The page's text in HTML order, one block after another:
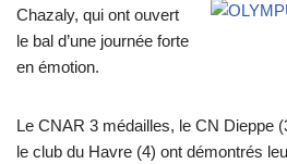
Chazaly, qui ont ouvert
le bal d’une journée forte
en émotion.
Le CNAR 3 médailles, le CN Dieppe
le club du Havre (4) ont démontrés